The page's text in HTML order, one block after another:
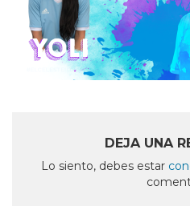
DEJA UNA
Lo siento, debes estar